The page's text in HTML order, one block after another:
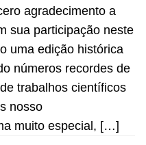
agradecimento a
sua participação neste
uma edição histórica
números recordes de
trabalhos científicos
nosso
muito especial, […]